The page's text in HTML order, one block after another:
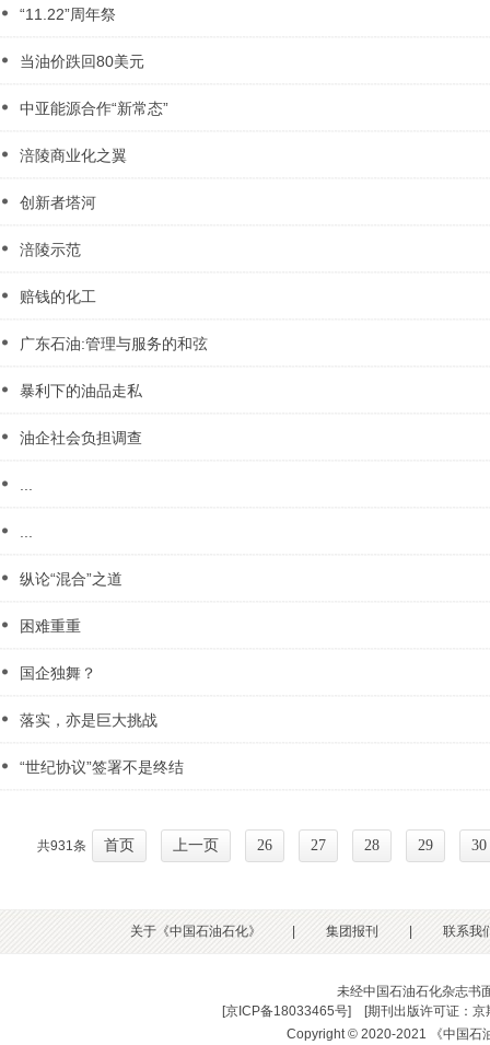
“11.22”周年祭
当油价跌回80美元
中亚能源合作“新常态”
涪陵商业化之翼
创新者塔河
涪陵示范
赔钱的化工
广东石油:管理与服务的和弦
暴利下的油品走私
油企社会负担调查
纵论“混合”之道
困难重重
国企独舞？
落实，亦是巨大挑战
“世纪协议”签署不是终结
共931条 首页 上一页 26 27 28 29 30
关于《中国石油石化》 集团报刊 联系我
未经中国石油石化杂志书
[京ICP备18033465号] [期刊出版许可证：
Copyright © 2020-2021 《中国石